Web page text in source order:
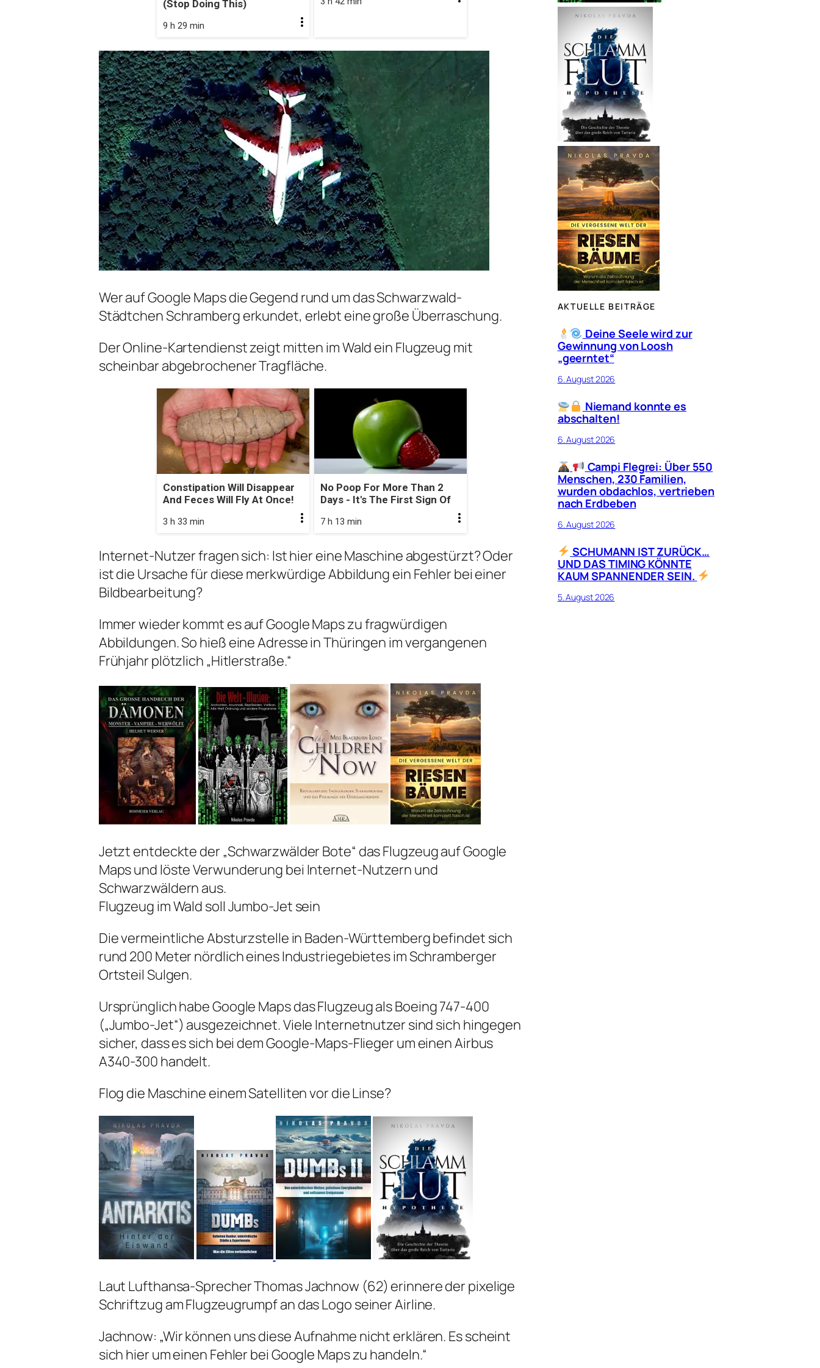
(Stop Doing This)
9 h 29 min
Wer auf Google Maps die Gegend rund um das Schwarzwald-
Städtchen Schramberg erkundet, erlebt eine große Überraschung.
Der Online-Kartendienst zeigt mitten im Wald ein Flugzeug mit
scheinbar abgebrochener Tragfläche.
Constipation Will Disappear
And Feces Will Fly At Once!
3 h 33 min
No Poop For More Than 2
Days - It's The First Sign Of
7 h 13 min
Internet-Nutzer fragen sich: Ist hier eine Maschine abgestürzt? Oder
ist die Ursache für diese merkwürdige Abbildung ein Fehler bei einer
Bildbearbeitung?
Immer wieder kommt es auf Google Maps zu fragwürdigen
Abbildungen. So hieß eine Adresse in Thüringen im vergangenen
Frühjahr plötzlich „Hitlerstraße.“
Jetzt entdeckte der „Schwarzwälder Bote“ das Flugzeug auf Google
Maps und löste Verwunderung bei Internet-Nutzern und
Schwarzwäldern aus.
Flugzeug im Wald soll Jumbo-Jet sein
Die vermeintliche Absturzstelle in Baden-Württemberg befindet sich
rund 200 Meter nördlich eines Industriegebietes im Schramberger
Ortsteil Sulgen.
Ursprünglich habe Google Maps das Flugzeug als Boeing 747-400
(„Jumbo-Jet“) ausgezeichnet. Viele Internetnutzer sind sich hingegen
sicher, dass es sich bei dem Google-Maps-Flieger um einen Airbus
A340-300 handelt.
Flog die Maschine einem Satelliten vor die Linse?
Laut Lufthansa-Sprecher Thomas Jachnow (62) erinnere der pixelige
Schriftzug am Flugzeugrumpf an das Logo seiner Airline.
Jachnow: „Wir können uns diese Aufnahme nicht erklären. Es scheint
sich hier um einen Fehler bei Google Maps zu handeln.“
AKTUELLE BEITRÄGE
Deine Seele wird zur
Gewinnung von Loosh
„geerntet“
6. August 2026
Niemand konnte es
abschalten!
6. August 2026
Campi Flegrei: Über 550
Menschen, 230 Familien,
wurden obdachlos, vertrieben
nach Erdbeben
6. August 2026
SCHUMANN IST ZURÜCK…
UND DAS TIMING KÖNNTE
KAUM SPANNENDER SEIN.
5. August 2026